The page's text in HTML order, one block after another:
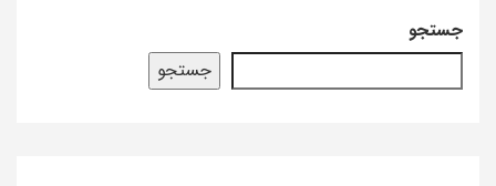
جستجو
جستجو